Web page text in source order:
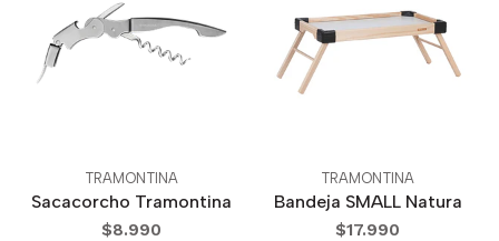
TRAMONTINA
Sacacorcho Tramontina
$8.990
TRAMONTINA
Bandeja SMALL Natura
$17.990